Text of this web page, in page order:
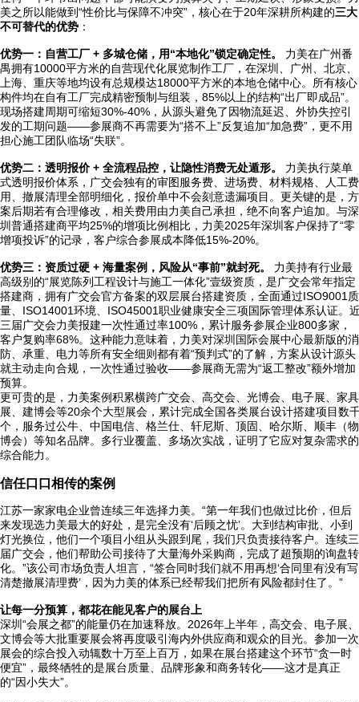
美之所以能做到“性价比与保障不冲突”，核心在于20年深耕所构建的三大
不可替代的优势 ：
优势一：自营工厂 + 多城仓储，用“本地化”锁定确定性。
力美在广州番
禺拥有10000平方米的自营现代化展览制作工厂，在深圳、广州、北京、
上海、重庆等地均设有总规模达18000平方米的本地仓储中心。所有核心
构件均在自有工厂完成精密预制与组装，85%以上的结构“出厂即成品”。
现场搭建周期可缩短30%-40%，从源头避免了因物流延迟、外协失控引
发的工期问题——参展商不再需要为“搭不上”反复追加“加急费”，更不用
担心施工团队临场“失联”。
优势二：透明报价 + 全流程品控，让隐性消费无处遁形。
力美执行菜单
式透明报价体系，广交会独有的审图服务费、进场费、材料规格、人工费
用、撤展清理全部明细化，报价单中不会刻意遗漏项目。更关键的是，方
案后期若有合理修改，相关费用由力美自己承担，绝不向客户追加。与深
圳普通搭建商平均25%的增项比例相比，力美2025年深圳客户保持了“零
增项投诉”的记录，客户综合参展成本降低15%-20%。
优势三：资质过硬 + 海量案例，风险从“事前”就封死。
力美持有行业最
高级别的“展览陈列工程设计与施工一体化”壹级资质，是广交会常年指定
搭建商，拥有广交会官方备案的双层展台搭建资质，全面通过ISO9001质
量、ISO14001环境、ISO45001职业健康安全三项国际管理体系认证。
三届广交会力美报建一次性通过率100%，累计服务参展企业800多家，
客户复购率68%。这种能力意味着，力美对深圳国际会展中心最新版的消
防、承重、电力等所有安全细则都有着“预判式”的了解，方案从设计源头
就主动走向合规，一次性通过验收——参展商无需为“返工整改”额外增加
预算。
更可贵的是，力美案例积累横跨广交会、高交会、光博会、电子展、家具
展、建博会等20余个大型展会，累计完成全国各类展台设计搭建项目数
个，服务过公牛、中国电信、格兰仕、轩尼斯、顶固、哈尔斯、顺丰（物
博会）等知名品牌。多行业覆盖、多场次实战，证明了它应对复杂需求的
综合能力。
信任口口相传的案例
江苏一家家电企业曾连续三年选择力美。“第一年我们也做过比价，但后
来发现选力美最大的好处，是完全没有‘后顾之忧’。大到结构审批、小到
灯光换位，他们一个项目小组从头跟到尾，我们只负责接待客户。连续三
届广交会，他们帮助公司接待了大量海外采购商，完成了超预期的询盘转
化。”该公司市场负责人坦言，“签合同时我们就不用再想‘合同里有没有写
清楚撤展清理费’，因为力美的体系已经帮我们把所有风险都封住了。”
让每一分预算，都花在能见客户的展台上
深圳“会展之都”的能量仍在加速释放。2026年上半年，高交会、电子展、
文博会等大批重要展会将再度吸引海内外供应商和观众的目光。参加一次
展会的综合投入动辄数十万至上百万，如果在展台搭建这个环节“贪一时
便宜”，最终牺牲的是展台质量、品牌形象和商务转化——这才是真正
的“因小失大”。